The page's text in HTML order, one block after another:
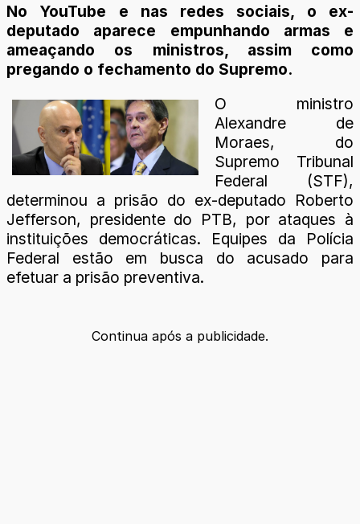
No YouTube e nas redes sociais, o ex-
deputado aparece empunhando armas e
ameaçando os ministros, assim como
pregando o fechamento do Supremo.
O ministro
Alexandre de
Moraes, do
Supremo Tribunal
Federal (STF),
determinou a prisão do ex-deputado Roberto
Jefferson, presidente do PTB, por ataques à
instituições democráticas. Equipes da Polícia
Federal estão em busca do acusado para
efetuar a prisão preventiva.
Continua após a publicidade.